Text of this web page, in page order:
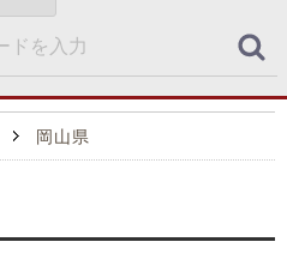
岡山県